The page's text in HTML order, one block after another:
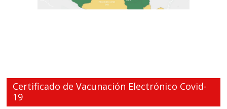
Certificado de Vacunación Electrónico Covid-
19